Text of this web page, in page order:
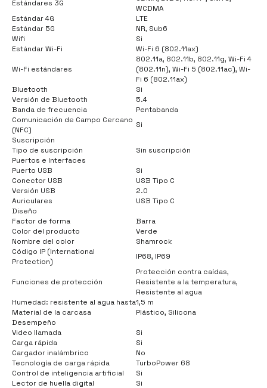
Estándares 3G
WCDMA
Estándar 4G
LTE
Estándar 5G
NR, Sub6
Wifi
Si
Estándar Wi-Fi
Wi-Fi 6 (802.11ax)
Wi-Fi estándares
802.11a, 802.11b, 802.11g, Wi-Fi 4
(802.11n), Wi-Fi 5 (802.11ac), Wi-
Fi 6 (802.11ax)
Bluetooth
Si
Versión de Bluetooth
5.4
Banda de frecuencia
Pentabanda
Comunicación de Campo Cercano
(NFC)
Si
Suscripción
Tipo de suscripción
Sin suscripción
Puertos e Interfaces
Puerto USB
Si
Conector USB
USB Tipo C
Versión USB
2.0
Auriculares
USB Tipo C
Diseño
Factor de forma
Barra
Color del producto
Verde
Nombre del color
Shamrock
Código IP (International
Protection)
IP68, IP69
Funciones de protección
Protección contra caídas,
Resistente a la temperatura,
Resistente al agua
Humedad: resistente al agua hasta1,5 m
Material de la carcasa
Plástico, Silicona
Desempeño
Video llamada
Si
Carga rápida
Si
Cargador inalámbrico
No
Tecnología de carga rápida
TurboPower 68
Control de inteligencia artificial
Si
Lector de huella digital
Si